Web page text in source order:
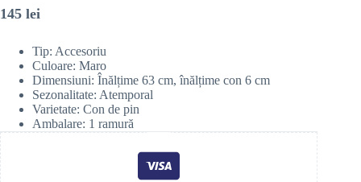
145 lei
Tip: Accesoriu
Culoare: Maro
Dimensiuni: Înălțime 63 cm, înălțime con 6 cm
Sezonalitate: Atemporal
Varietate: Con de pin
Ambalare: 1 ramură